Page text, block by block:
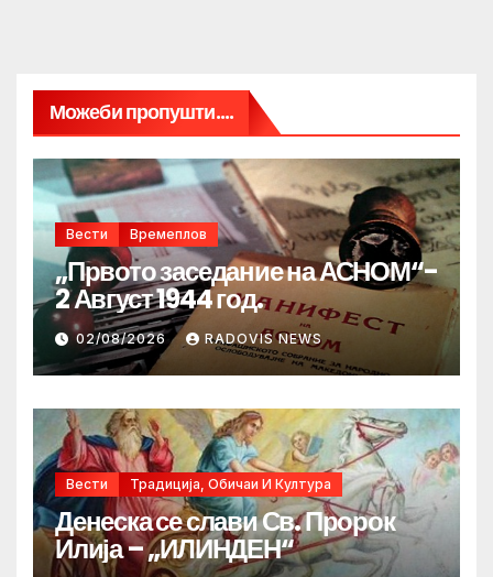
Можеби пропушти....
Вести Времеплов
„Првото заседание на АСНОМ“-
2 Август 1944 год.
02/08/2026 RADOVIS NEWS
Вести Традиција, Обичаи И Култура
Денеска се слави Св. Пророк
Илија – „ИЛИНДЕН“